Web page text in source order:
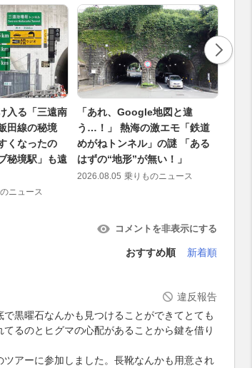
入る「三遠南
田線の秘境
くなったの
秘境駅」も遠
ニュース
「あれ、Google地図と違
う…！」 熱海の激エモ「鉄道
めがねトンネル」の謎 「ある
はずの“地形”が無い！」
2026.08.05 乗りものニュース
ト
県
コメントを非表示にする
おすすめ順 新着順
違反報告
黒曜石なんかも見つけることができてとても
るのとヒグマの心配があることから鍵を借り
アーに参加しました。長靴なんかも用意され